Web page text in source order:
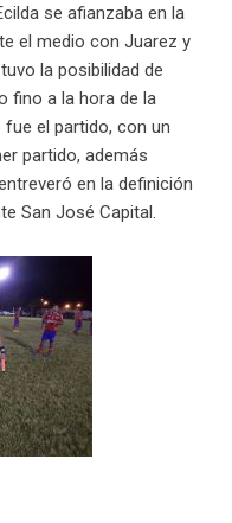
se afianzaba en la
el medio con Juarez y
la posibilidad de
fino a la hora de la
el partido, con un
partido, además
en la definición
San José Capital.